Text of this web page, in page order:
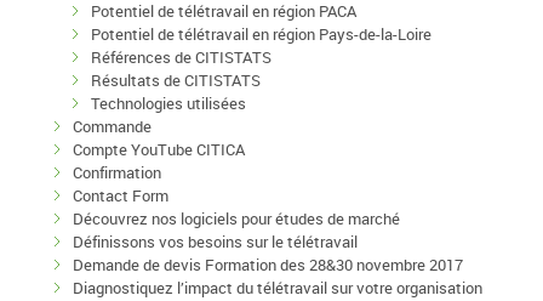
Potentiel de télétravail en région PACA
Potentiel de télétravail en région Pays-de-la-Loire
Références de CITISTATS
Résultats de CITISTATS
Technologies utilisées
Commande
Compte YouTube CITICA
Confirmation
Contact Form
Découvrez nos logiciels pour études de marché
Définissons vos besoins sur le télétravail
Demande de devis Formation des 28&30 novembre 2017
Diagnostiquez l’impact du télétravail sur votre organisation